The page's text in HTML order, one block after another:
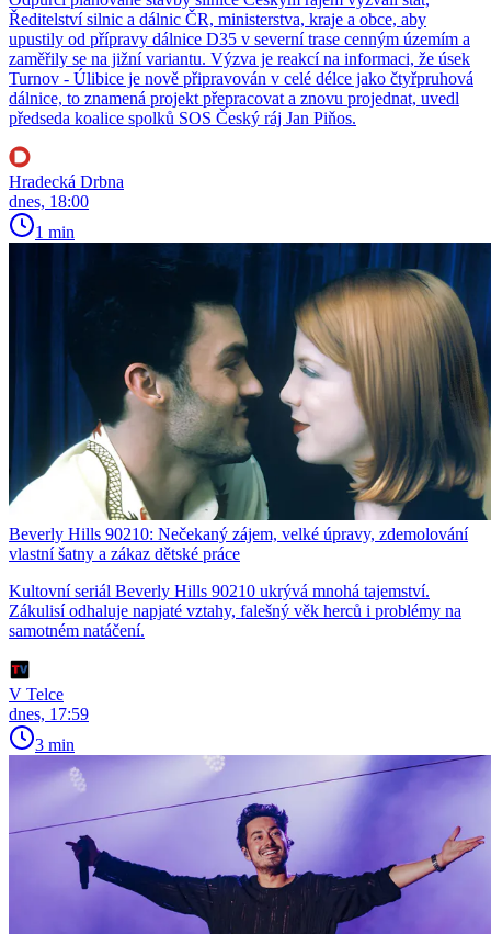
Ředitelství silnic a dálnic ČR, ministerstva, kraje a obce, aby
upustily od přípravy dálnice D35 v severní trase cenným územím a
zaměřily se na jižní variantu. Výzva je reakcí na informaci, že úsek
Turnov - Úlibice je nově připravován v celé délce jako čtyřpruhová
dálnice, to znamená projekt přepracovat a znovu projednat, uvedl
předseda koalice spolků SOS Český ráj Jan Piňos.
Hradecká Drbna
dnes, 18:00
1 min
Beverly Hills 90210: Nečekaný zájem, velké úpravy, zdemolování
vlastní šatny a zákaz dětské práce
Kultovní seriál Beverly Hills 90210 ukrývá mnohá tajemství.
Zákulisí odhaluje napjaté vztahy, falešný věk herců i problémy na
samotném natáčení.
V Telce
dnes, 17:59
3 min